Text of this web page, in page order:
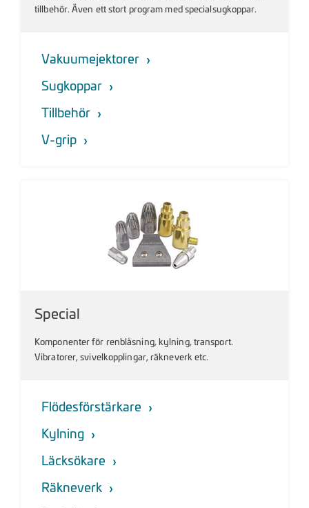
tillbehör. Även ett stort program med specialsugkoppar.
Vakuumejektorer
Sugkoppar
Tillbehör
V-grip
Special
Komponenter för renblåsning, kylning, transport.
Vibratorer, svivelkopplingar, räkneverk etc.
Flödesförstärkare
Kylning
Läcksökare
Räkneverk